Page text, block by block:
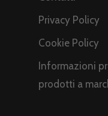
Privacy Policy
Cookie Policy
Informazioni
prodotti a